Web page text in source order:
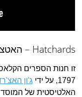
Hatchards – האטצ'הרדס
זו חנות הספרים
1797, על ידי
ג'ון
האלטיסטית של המוסד